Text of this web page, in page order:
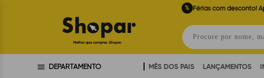
% Férias com desconto!
DEPARTAMENTO MÊS DOS PAIS LANÇAMENTOS